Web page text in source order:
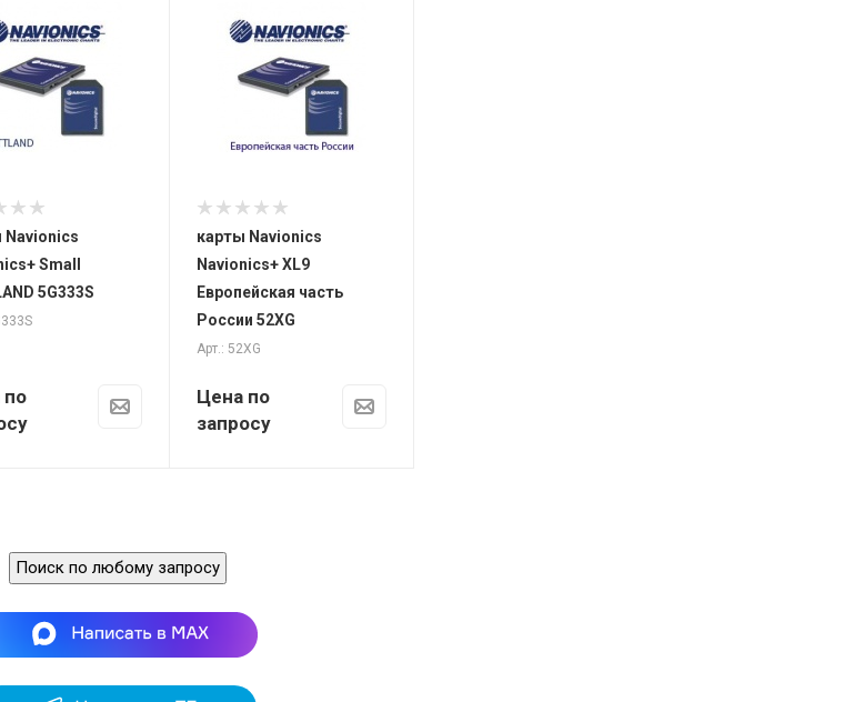
Navionics
Small
5G333S
по
карты Navionics
Navionics+ XL9
Европейская часть
России 52XG
Арт.: 52XG
Цена по
запросу
Поиск по любому запросу